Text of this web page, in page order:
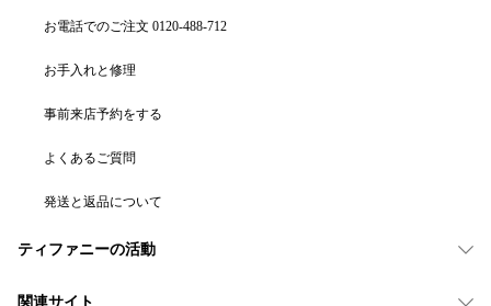
お電話でのご注文 0120-488-712
お手入れと修理
事前来店予約をする
よくあるご質問
発送と返品について
ティファニーの活動
関連サイト